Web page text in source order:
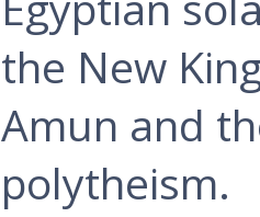
the New
Amun and
polytheism. ‎